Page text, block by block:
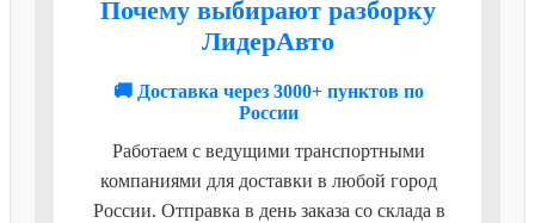
Почему выбирают разборку
ЛидерАвто
🚚 Доставка через 3000+ пунктов по
России
Работаем с ведущими транспортными
компаниями для доставки в любой город
России. Отправка в день заказа со склада в